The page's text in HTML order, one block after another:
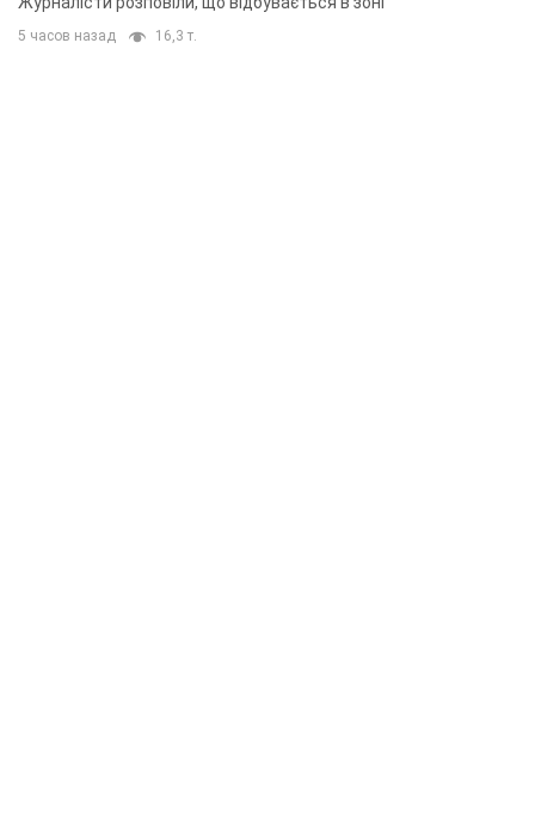
5 часов назад 16,3 т.